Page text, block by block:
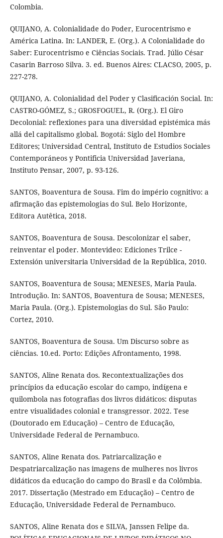
Colombia.
QUIJANO, A. Colonialidade do Poder, Eurocentrismo e
América Latina. In: LANDER, E. (Org.). A Colonialidade do
Saber: Eurocentrismo e Ciências Sociais. Trad. Júlio César
Casarin Barroso Silva. 3. ed. Buenos Aires: CLACSO, 2005, p.
227-278.
QUIJANO, A. Colonialidad del Poder y Clasificación Social. In:
CASTRO-GÓMEZ, S.; GROSFOGUEL, R. (Org.). El Giro
Decolonial: reflexiones para una diversidad epistémica más
allá del capitalismo global. Bogotá: Siglo del Hombre
Editores; Universidad Central, Instituto de Estudios Sociales
Contemporáneos y Pontificia Universidad Javeriana,
Instituto Pensar, 2007, p. 93-126.
SANTOS, Boaventura de Sousa. Fim do império cognitivo: a
afirmação das epistemologias do Sul. Belo Horizonte,
Editora Autêtica, 2018.
SANTOS, Boaventura de Sousa. Descolonizar el saber,
reinventar el poder. Montevideo: Ediciones Trilce -
Extensión universitaria Universidad de la República, 2010.
SANTOS, Boaventura de Sousa; MENESES, Maria Paula.
Introdução. In: SANTOS, Boaventura de Sousa; MENESES,
Maria Paula. (Org.). Epistemologias do Sul. São Paulo:
Cortez, 2010.
SANTOS, Boaventura de Sousa. Um Discurso sobre as
ciências. 10.ed. Porto: Edições Afrontamento, 1998.
SANTOS, Aline Renata dos. Recontextualizações dos
princípios da educação escolar do campo, indígena e
quilombola nas fotografias dos livros didáticos: disputas
entre visualidades colonial e transgressor. 2022. Tese
(Doutorado em Educação) – Centro de Educação,
Universidade Federal de Pernambuco.
SANTOS, Aline Renata dos. Patriarcalização e
Despatriarcalização nas imagens de mulheres nos livros
didáticos da educação do campo do Brasil e da Colômbia.
2017. Dissertação (Mestrado em Educação) – Centro de
Educação, Universidade Federal de Pernambuco.
SANTOS, Aline Renata dos e SILVA, Janssen Felipe da.